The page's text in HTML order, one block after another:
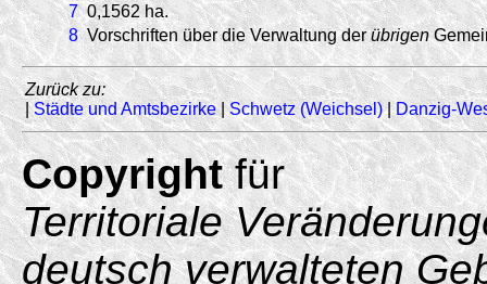
7 0,1562 ha.
8 Vorschriften über die Verwaltung derübrigen
Zurück zu:
|Städte und Amtsbezirke|Schwetz (Weichsel)|Danzig-
Copyrightfür
Territoriale
deutsch verwalteten